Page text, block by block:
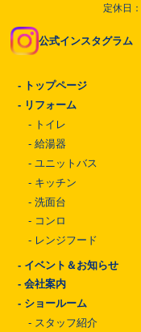
定休日
公式インスタグラム
- トップページ
- リフォーム
- トイレ
- 給湯器
- ユニットバス
- キッチン
- 洗面台
- コンロ
- レンジフード
- イベント＆お知らせ
- 会社案内
- ショールーム
- スタッフ紹介